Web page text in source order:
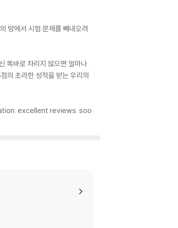
방에서 시험 문제를 빼내오려
똑바로 차리지 않으면 얼마나
의 초라한 성적을 받는 우리의
excellent reviews. soo